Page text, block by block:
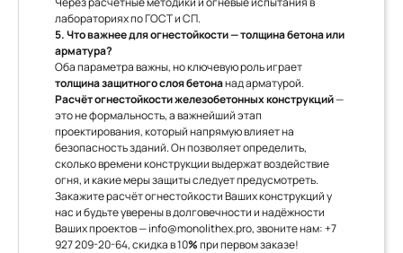
лабораториях по ГОСТ и СП.
5. Что важнее для огнестойкости — толщина бетона или
арматура?
Оба параметра важны, но ключевую роль играет
толщина защитного слоя бетонанад арматурой.
Расчёт огнестойкости железобетонных конструкций—
это не формальность, а важнейший этап
проектирования, который напрямую влияет на
безопасность зданий. Он позволяет определить,
сколько времени конструкции выдержат воздействие
огня, и какие меры защиты следует предусмотреть.
Закажите расчёт огнестойкости Ваших конструкций у
нас и будьте уверены в долговечности и надёжности
Ваших проектов —info@monolithex.pro, звоните нам:+7
927 209-20-64, скидка в 10%при первом заказе!